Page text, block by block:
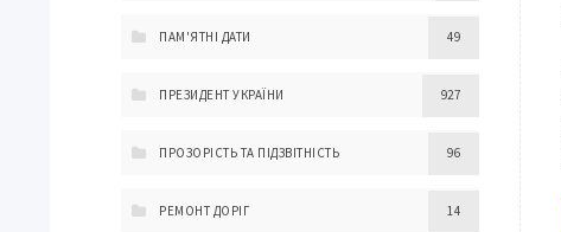
ПАМ'ЯТНІ ДАТИ 49
ПРЕЗИДЕНТ УКРАЇНИ 927
ПРОЗОРІСТЬ ТА ПІДЗВІТНІСТЬ 96
РЕМОНТ ДОРІГ 14